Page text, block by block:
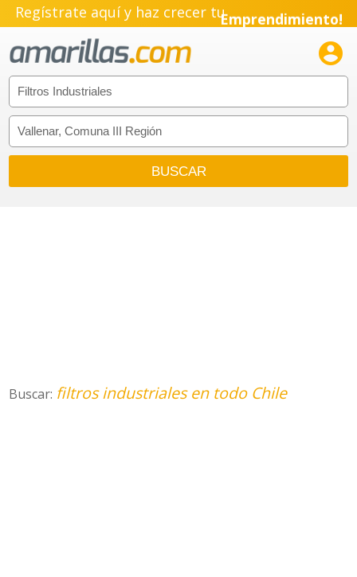
Regístrate aquí y haz crecer tuEmprendimiento!

Buscar: filtros industriales en todo Chile